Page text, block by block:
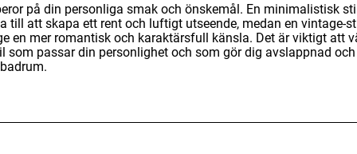
på din personliga smak och önskemål. En minimalistisk
till att skapa ett rent och luftigt utseende, medan en vintage-
en mer romantisk och karaktärsfull känsla. Det är viktigt att
som passar din personlighet och som gör dig avslappnad